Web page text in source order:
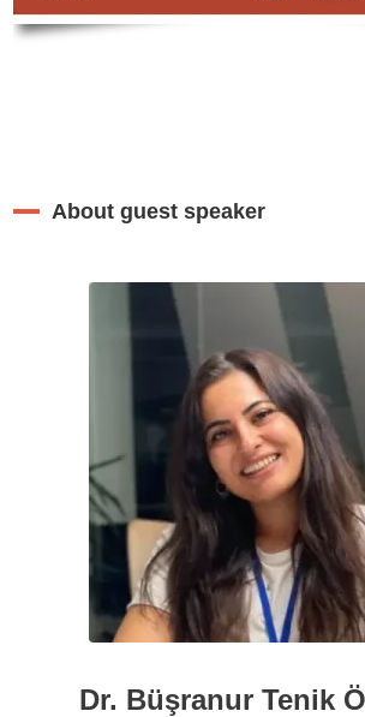
About guest speaker
Dr. Büşranur Tenik